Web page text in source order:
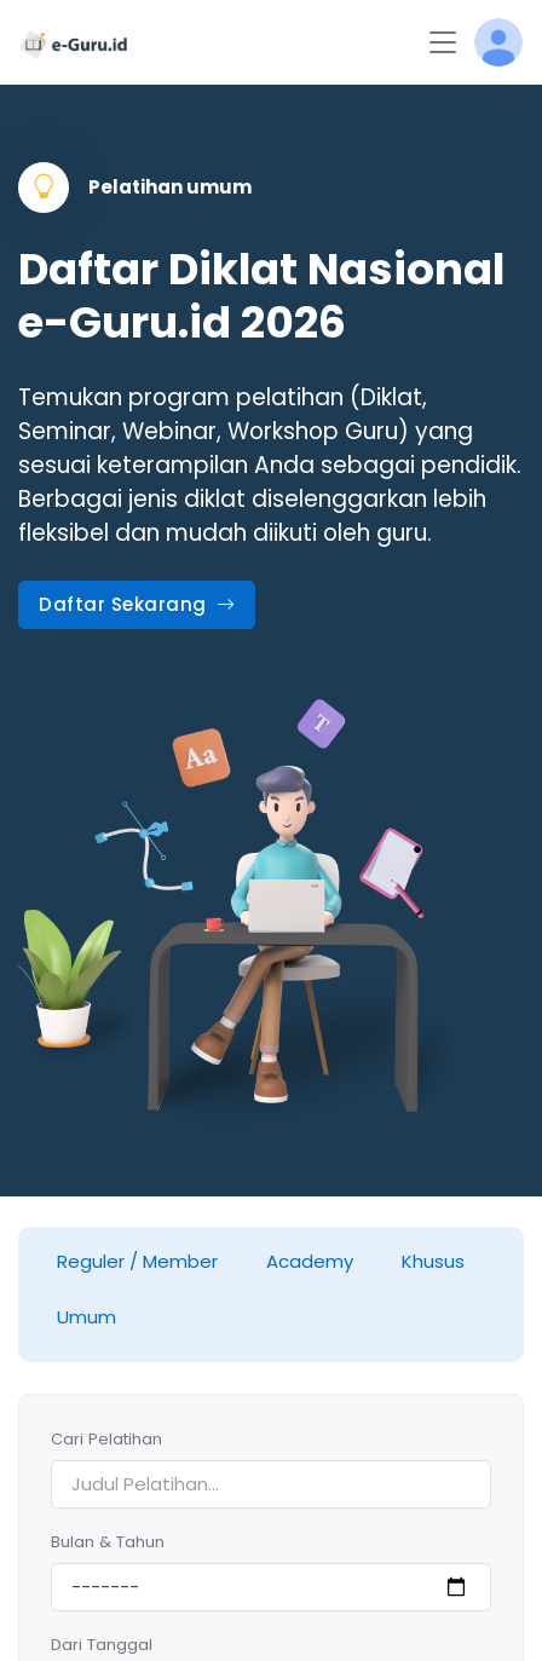
Pelatihan umum
Daftar Diklat Nasional
e-Guru.id 2026
Temukan program pelatihan (Diklat,
Seminar, Webinar, Workshop Guru) yang
sesuai keterampilan Anda sebagai pendidik.
Berbagai jenis diklat diselenggarkan lebih
fleksibel dan mudah diikuti oleh guru.
Daftar Sekarang
Reguler / Member Academy Khusus
Umum
Cari Pelatihan
Bulan & Tahun
Dari Tanggal